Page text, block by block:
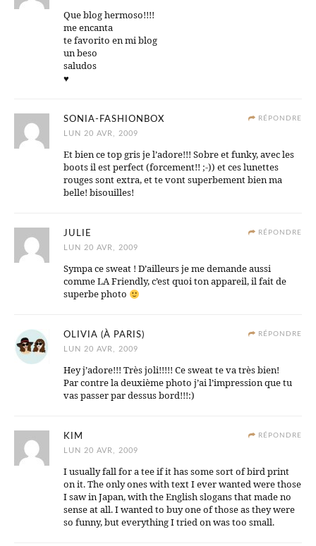
Que blog hermoso!!!!
me encanta
te favorito en mi blog
un beso
saludos
♥
RÉPONDRE
SONIA-FASHIONBOX
LUN 20 AVR, 2009
Et bien ce top gris je l’adore!!! Sobre et funky, avec les
boots il est perfect (forcement!! ;-)) et ces lunettes
rouges sont extra, et te vont superbement bien ma
belle! bisouilles!
RÉPONDRE
JULIE
LUN 20 AVR, 2009
Sympa ce sweat ! D’ailleurs je me demande aussi
comme LA Friendly, c’est quoi ton appareil, il fait de
superbe photo
RÉPONDRE
OLIVIA (À PARIS)
LUN 20 AVR, 2009
Hey j’adore!!! Très joli!!!!! Ce sweat te va très bien!
Par contre la deuxième photo j’ai l’impression que tu
vas passer par dessus bord!!!:)
RÉPONDRE
KIM
LUN 20 AVR, 2009
I usually fall for a tee if it has some sort of bird print
on it. The only ones with text I ever wanted were those
I saw in Japan, with the English slogans that made no
sense at all. I wanted to buy one of those as they were
so funny, but everything I tried on was too small.